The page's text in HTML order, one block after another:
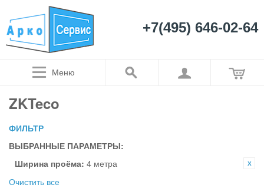
+7(495) 646-02-64
Меню
ZKTeco
ФИЛЬТР
ВЫБРАННЫЕ ПАРАМЕТРЫ:
Ширина проёма: 4 метра
Очистить все